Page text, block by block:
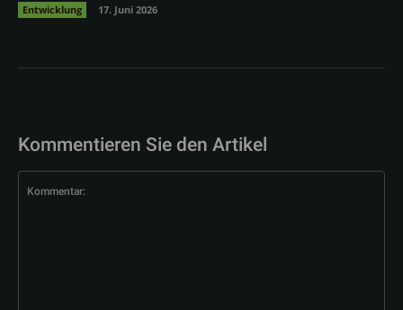
Entwicklung 17. Juni 2026
Kommentieren Sie den Artikel